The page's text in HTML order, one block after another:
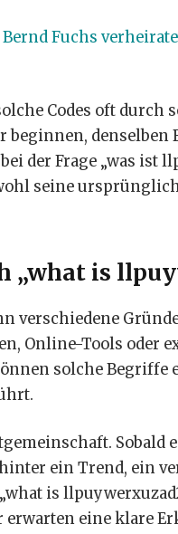
Fuchs
Codes oft durch
beginnen,
der Frage „was ist
seine
„what is
verschiedene
Online-Tools oder
solche Begriffe
ein Trend, ein
is
eine klare